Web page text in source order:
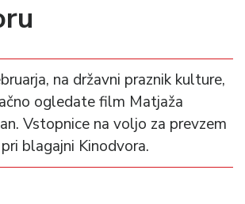
na državni praznik kulture,
ogledate film Matjaža
Vstopnice na voljo za prevzem
blagajni Kinodvora.